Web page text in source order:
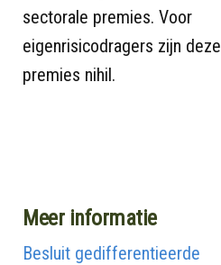
sectorale premies. Voor
eigenrisicodragers zijn deze
premies nihil.
Meer informatie
Besluit gedifferentieerde